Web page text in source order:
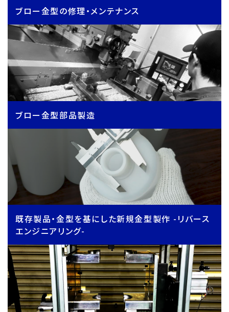
ブロー金型の修理・メンテナンス
ブロー金型部品製造
既存製品・金型を基にした新規金型製作 -リバース
エンジニアリング-